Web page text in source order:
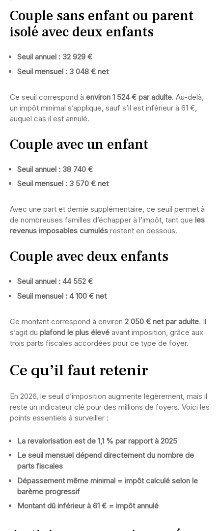
Couple sans enfant ou parent
isolé avec deux enfants
Seuil annuel : 32 929 €
Seuil mensuel : 3 048 € net
Ce seuil correspond à environ 1 524 € par adulte. Au-delà,
un impôt minimal s’applique, sauf s’il est inférieur à 61 €,
auquel cas il est annulé.
Couple avec un enfant
Seuil annuel : 38 740 €
Seuil mensuel : 3 570 € net
Avec une part et demie supplémentaire, ce seuil permet à
de nombreuses familles d’échapper à l’impôt, tant que les
revenus imposables cumulés restent en dessous.
Couple avec deux enfants
Seuil annuel : 44 552 €
Seuil mensuel : 4 100 € net
Ce montant correspond à environ 2 050 € net par adulte. Il
s’agit du plafond le plus élevé avant imposition, grâce aux
trois parts fiscales accordées pour ce type de foyer.
Ce qu’il faut retenir
En 2026, le seuil d’imposition augmente légèrement, mais il
reste un indicateur clé pour des millions de foyers. Voici les
points essentiels à surveiller :
La revalorisation est de 1,1 % par rapport à 2025
Le seuil mensuel dépend directement du nombre de
parts fiscales
Dépassement même minimal = impôt calculé selon le
barème progressif
Montant dû inférieur à 61 € = impôt annulé